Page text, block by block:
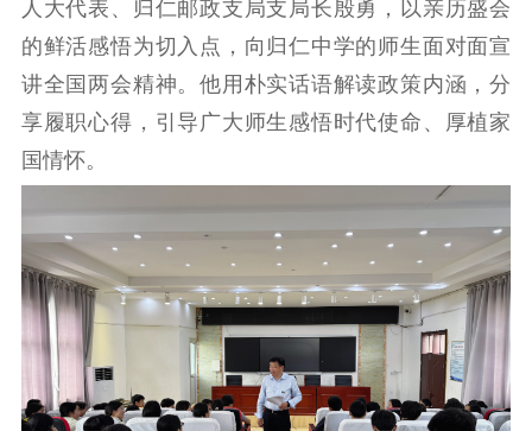
先进典型
社会宣传
思想政治教育 爱国主义教育
全民国防教育
新闻出版
精品出版 全民阅读
出版监管
扫黄打非
电影工作
人大代表、归仁邮政支局支局长殷勇，以亲历盛会
的鲜活感悟为切入点，向归仁中学的师生面对面宣
讲全国两会精神。他用朴实话语解读政策内涵，分
享履职心得，引导广大师生感悟时代使命、厚植家
国情怀。